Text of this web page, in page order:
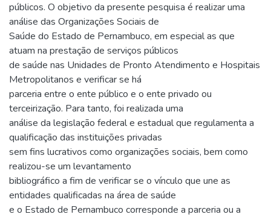
públicos. O objetivo da presente pesquisa é realizar uma
análise das Organizações Sociais de
Saúde do Estado de Pernambuco, em especial as que
atuam na prestação de serviços públicos
de saúde nas Unidades de Pronto Atendimento e Hospitais
Metropolitanos e verificar se há
parceria entre o ente público e o ente privado ou
terceirização. Para tanto, foi realizada uma
análise da legislação federal e estadual que regulamenta a
qualificação das instituições privadas
sem fins lucrativos como organizações sociais, bem como
realizou-se um levantamento
bibliográfico a fim de verificar se o vínculo que une as
entidades qualificadas na área de saúde
e o Estado de Pernambuco corresponde a parceria ou a